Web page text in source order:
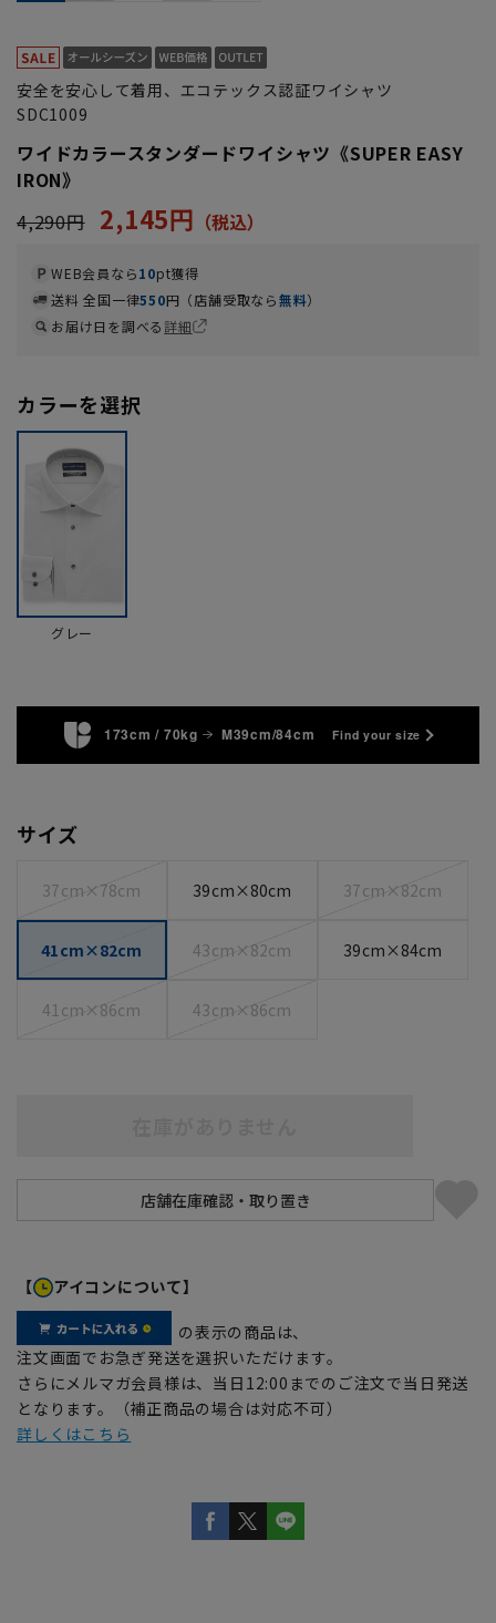
安全を安心して着用、エコテックス認証ワイシャツ
SDC1009
ワイドカラースタンダードワイシャツ《SUPER EASY
IRON》
4,290円 2,145円
WEB会員なら10pt獲得
送料 全国一律550円（店舗受取なら無料）
お届け日を調べる詳細
カラーを選択
グレー
173cm / 70kg M39cm/84cm Find your size
サイズ
37cm×78cm 39cm×80cm 37cm×82cm
41cm×82cm 43cm×82cm 39cm×84cm
41cm×86cm 43cm×86cm
【 アイコンについて】
の表示の商品は、
注文画面でお急ぎ発送を選択いただけます。
さらにメルマガ会員様は、当日12:00までのご注文で当日発送
となります。（補正商品の場合は対応不可）
詳しくはこちら